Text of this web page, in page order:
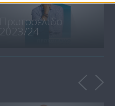
Πρωτοσέλιδο
2023/24